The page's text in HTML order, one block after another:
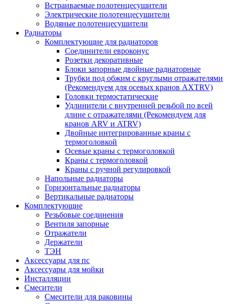
Встраиваемые полотенцесушители
Электрические полотенцесушители
Водяные полотенцесушители
Радиаторы
Комплектующие для радиаторов
Соединители евроконус
Розетки декоративные
Блоки запорные двойные радиаторные
Трубки под обжим с круглыми отражателями
(Рекомендуем для осевых кранов AXTRV)
Головки термостатические
Удлинители с внутренней резьбой по всей
длине с отражателями (Рекомендуем для
кранов ARV и ATRV)
Двойные интегрированные краны с
термоголовкой
Осевые краны с термоголовкой
Краны с термоголовкой
Краны с ручной регулировкой
Напольные радиаторы
Горизонтальные радиаторы
Вертикальные радиаторы
Комплектующие
Резьбовые соединения
Вентиля запорные
Отражатели
Держатели
ТЭН
Аксессуары для пс
Аксессуары для мойки
Инсталляции
Смесители
Смесители для раковины